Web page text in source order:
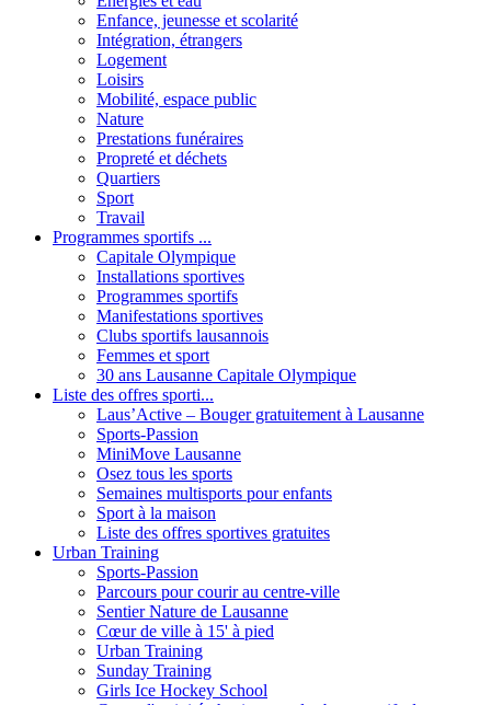
Enfance, jeunesse et scolarité
Intégration, étrangers
Logement
Loisirs
Mobilité, espace public
Nature
Prestations funéraires
Propreté et déchets
Quartiers
Sport
Travail
Programmes sportifs ...
Capitale Olympique
Installations sportives
Programmes sportifs
Manifestations sportives
Clubs sportifs lausannois
Femmes et sport
30 ans Lausanne Capitale Olympique
Liste des offres sporti...
Laus’Active – Bouger gratuitement à Lausanne
Sports-Passion
MiniMove Lausanne
Osez tous les sports
Semaines multisports pour enfants
Sport à la maison
Liste des offres sportives gratuites
Urban Training
Sports-Passion
Parcours pour courir au centre-ville
Sentier Nature de Lausanne
Cœur de ville à 15' à pied
Urban Training
Sunday Training
Girls Ice Hockey School